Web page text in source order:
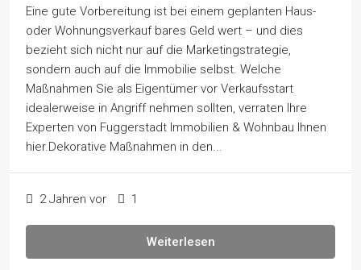
Eine gute Vorbereitung ist bei einem geplanten Haus-
oder Wohnungsverkauf bares Geld wert – und dies
bezieht sich nicht nur auf die Marketingstrategie,
sondern auch auf die Immobilie selbst. Welche
Maßnahmen Sie als Eigentümer vor Verkaufsstart
idealerweise in Angriff nehmen sollten, verraten Ihre
Experten von Fuggerstadt Immobilien & Wohnbau Ihnen
hier.Dekorative Maßnahmen in den...
2 Jahren vor 1
Weiterlesen